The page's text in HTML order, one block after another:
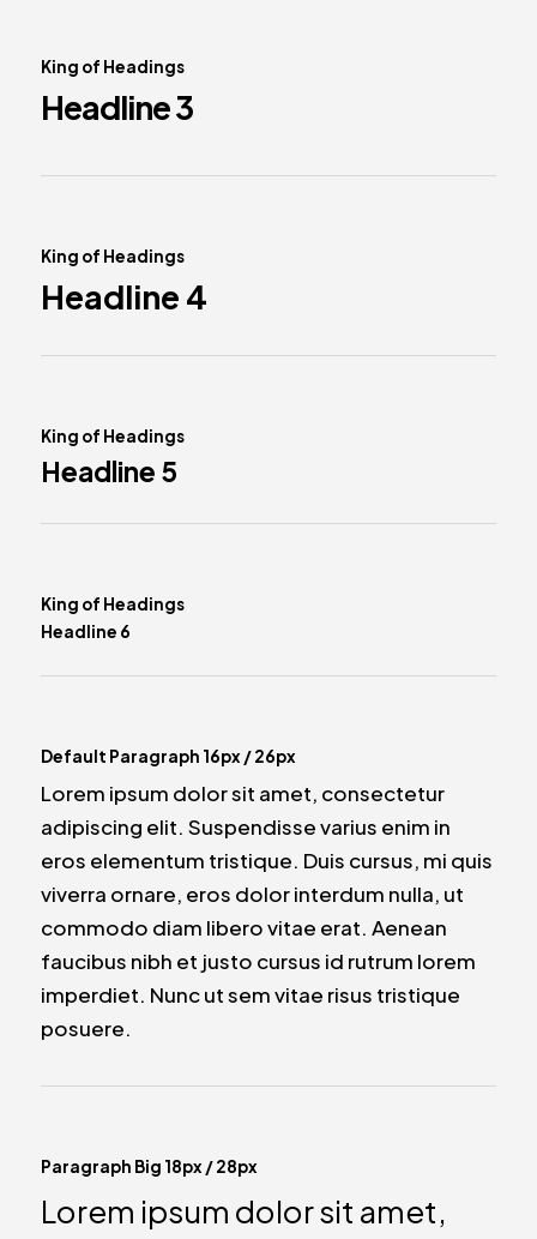
King of Headings
Headline 3
King of Headings
Headline 4
King of Headings
Headline 5
King of Headings
Headline 6
Default Paragraph 16px / 26px
Lorem ipsum dolor sit amet, consectetur
adipiscing elit. Suspendisse varius enim in
eros elementum tristique. Duis cursus, mi quis
viverra ornare, eros dolor interdum nulla, ut
commodo diam libero vitae erat. Aenean
faucibus nibh et justo cursus id rutrum lorem
imperdiet. Nunc ut sem vitae risus tristique
posuere.
Paragraph Big 18px / 28px
Lorem ipsum dolor sit amet,